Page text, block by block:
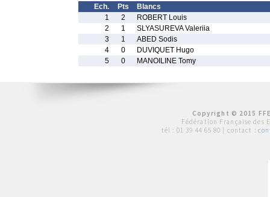
Ech. Pts
Blancs
1
2
ROBERT Louis
2
1
SLYASUREVA Valeriia
3
1
ABED Sodis
4
0
DUVIQUET Hugo
5
0 MANOILINE Tomy
Copyright © 2015
Fédération Française des
tél : 01 39 44 65 80 | contact :